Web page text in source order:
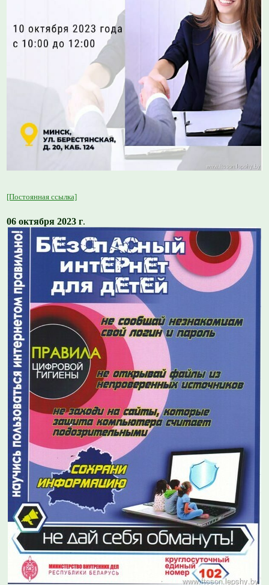
[Постоянная ссылка]
06 октября 2023 г.